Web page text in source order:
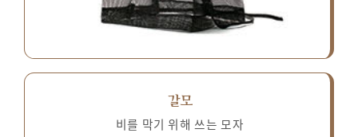
갈모
비를 막기 위해 쓰는 모자